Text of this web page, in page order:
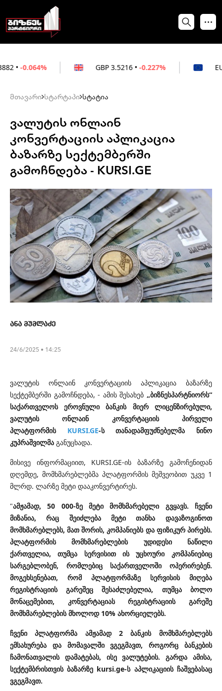
3.5216 • -0.227% 3.0212 • -
მთავარი სტარტაპი სტატია
ვალუტის ონლაინ
კონვერტაციის აპლიკაცია
ბაზარზე სექტემბერში
გამოჩნდება - KURSI.GE
ანა მუმლაძე
24/6/2025 • 14:25
ვალუტის ონლაინ კონვერტაციის აპლიკაცია ბაზარზე
სექტემბერში გამოჩნდება, - ამის შესახებ „ბიზნესპარტნიორს“
საქართველოს ეროვნული ბანკის მიერ ლიცენზირებული,
ვალუტის ონლაინ კონვერტაციის პირველი
პლატფორმის
KURSI.GE-ს თანადამფუძნებელმა ნინო
კუპრაშვილმა განუცხადა.
მისივე ინფორმაციით, KURSI.GE-ის ბაზარზე გამოჩენიდან
დღემდე, მომხმარებლებმა პლატფორმის მეშვეობით უკვე 1
მლრდ. ლარზე მეტი დააკონვერტირეს.
"ამჟამად, 50 000-ზე მეტი მომხმარებელი გვყავს. ჩვენი
მიზანია, რაც შეიძლება მეტი თანხა დავაზოგინოთ
მომხმარებლებს, მათ შორის, კომპანიებს და ფიზიკურ პირებს.
პლატფორმის მომხმარებლების უდიდესი ნაწილი
ქართველია, თუმცა სერვისით ის უცხოური კომპანიებიც
სარგებლობენ, რომლებიც საქართველოში ოპერირებენ.
მოგეხსენებათ, რომ პლატფორმაზე სერვისის მიღება
რეგისტრაციის გარეშეც შესაძლებელია, თუმცა ბოლო
მონაცემებით, კონვერტაციას რეგისტრაციის გარეშე
მომხმარებლების მხოლოდ 10% ახორციელებს.
ჩვენი პლატფორმა ამჟამად 2 ბანკის მომხმარებლებს
ემსახურება და მომავალში ვგეგმავთ, როგორც ბანკების
ჩამონათვალის დამატებას, ისე ვალუტების. გარდა ამისა,
სექტემბრისთვის ბაზარზე kursi.ge-ს აპლიკაციის ჩაშვებასაც
ვგეგმავთ.